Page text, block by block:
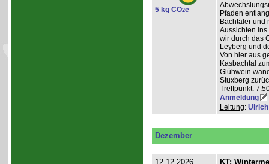
5 kg CO2e
Pfaden
Bachtäler und
Aussichten
wir durch das
Leyberg und
Von hier aus
Kasbachtal
Glühwein
Stuxberg
Treffpunkt:
Anmeldung
Leitung:
Dezember
12.12.2026 KT: